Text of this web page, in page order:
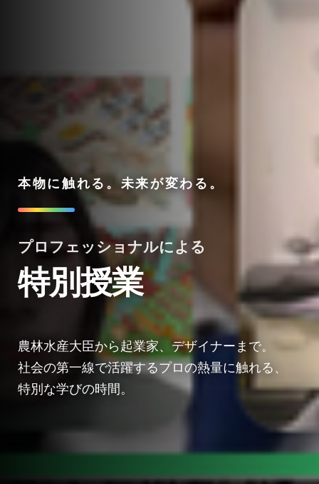
本物に触れる。未来が変わる。
プロフェッショナルによる
特別授業
農林水産大臣から起業家、デザイナーまで。
社会の第一線で活躍するプロの熱量に触れる、
特別な学びの時間。